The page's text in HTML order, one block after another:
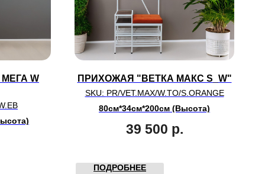
W ПРИХОЖАЯ "ВЕТКА МАКС S_W"
SKU: PR/VET.MAX/W.TO/S.ORANGE
80см*34см*200см (Высота)
39 500 р.
ПОДРОБНЕЕ